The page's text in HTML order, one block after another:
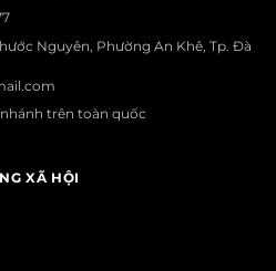
Nguyên, Phường An Khê, Tp. Đà
trên toàn quốc
XÃ HỘI